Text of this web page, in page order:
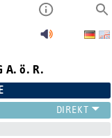
A. ö. R.